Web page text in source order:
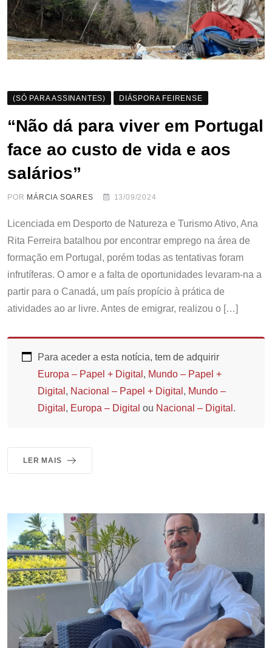
(SÓ PARA ASSINANTES) DIÁSPORA FEIRENSE
“Não dá para viver em Portugal
face ao custo de vida e aos
salários”
POR MÁRCIA SOARES 13/09/2024
Licenciada em Desporto de Natureza e Turismo Ativo, Ana
Rita Ferreira batalhou por encontrar emprego na área de
formação em Portugal, porém todas as tentativas foram
infrutíferas. O amor e a falta de oportunidades levaram-na a
partir para o Canadá, um país propício à prática de
atividades ao ar livre. Antes de emigrar, realizou o […]
Para aceder a esta notícia, tem de adquirir
Europa – Papel + Digital , Mundo – Papel +
Digital , Nacional – Papel + Digital , Mundo –
Digital , Europa – Digital ou Nacional – Digital .
LER MAIS